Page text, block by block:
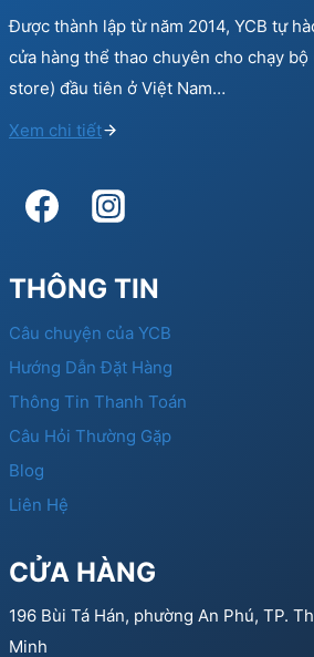
Được thành lập từ năm 2014, YCB tự
cửa hàng thể thao chuyên cho chạy
store) đầu tiên ở Việt Nam…
Xem chi tiết
THÔNG TIN
Câu chuyện của YCB
Hướng Dẫn Đặt Hàng
Thông Tin Thanh Toán
Câu Hỏi Thường Gặp
Blog
Liên Hệ
CỬA HÀNG
196 Bùi Tá Hán, phường An Phú, TP.
Minh